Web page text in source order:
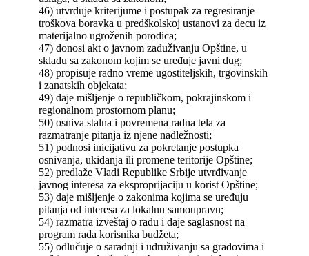
46) utvrđuje kriterijume i postupak za regresiranje
troškova boravka u predškolskoj ustanovi za decu iz
materijalno ugroženih porodica;
47) donosi akt o javnom zaduživanju Opštine, u
skladu sa zakonom kojim se uređuje javni dug;
48) propisuje radno vreme ugostiteljskih, trgovinskih
i zanatskih objekata;
49) daje mišljenje o republičkom, pokrajinskom i
regionalnom prostornom planu;
50) osniva stalna i povremena radna tela za
razmatranje pitanja iz njene nadležnosti;
51) podnosi inicijativu za pokretanje postupka
osnivanja, ukidanja ili promene teritorije Opštine;
52) predlaže Vladi Republike Srbije utvrđivanje
javnog interesa za eksproprijaciju u korist Opštine;
53) daje mišljenje o zakonima kojima se uređuju
pitanja od interesa za lokalnu samoupravu;
54) razmatra izveštaj o radu i daje saglasnost na
program rada korisnika budžeta;
55) odlučuje o saradnji i udruživanju sa gradovima i